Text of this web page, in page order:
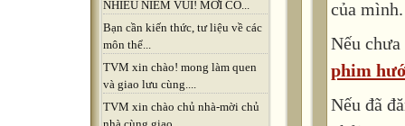
NHIỀU NIỀM VUI! MỜI CÔ...
Bạn cần kiến thức, tư liệu về các
môn thể...
TVM xin chào! mong làm quen
và giao lưu cùng....
TVM xin chào chủ nhà-mời chủ
của mình.
Nếu
phim
Nếu đã